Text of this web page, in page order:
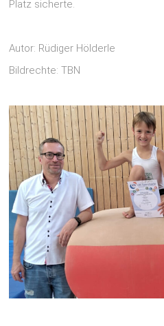
Platz sicherte.
Autor: Rüdiger Hölderle
Bildrechte: TBN